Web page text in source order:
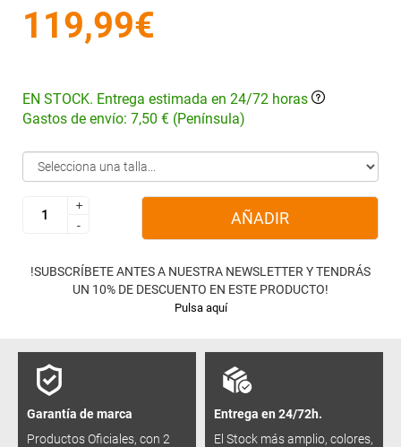
119,99€
EN STOCK. Entrega estimada en 24/72 horas
Gastos de envío: 7,50 € (Península)
+
-
+
-
AÑADIR
!SUBSCRÍBETE ANTES A NUESTRA NEWSLETTER Y TENDRÁS
UN 10% DE DESCUENTO EN ESTE PRODUCTO!
Pulsa aquí
Garantía de marca
Productos Oficiales, con 2
Entrega en 24/72h.
El Stock más amplio, colores,